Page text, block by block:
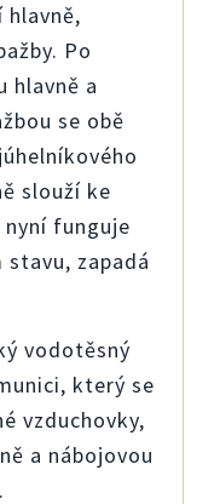
hlavně,
y. Po
hlavně a
se obě
slouží ke
nyní funguje
stavu, zapadá
vodotěsný
který se
vzduchovky,
a nábojovou